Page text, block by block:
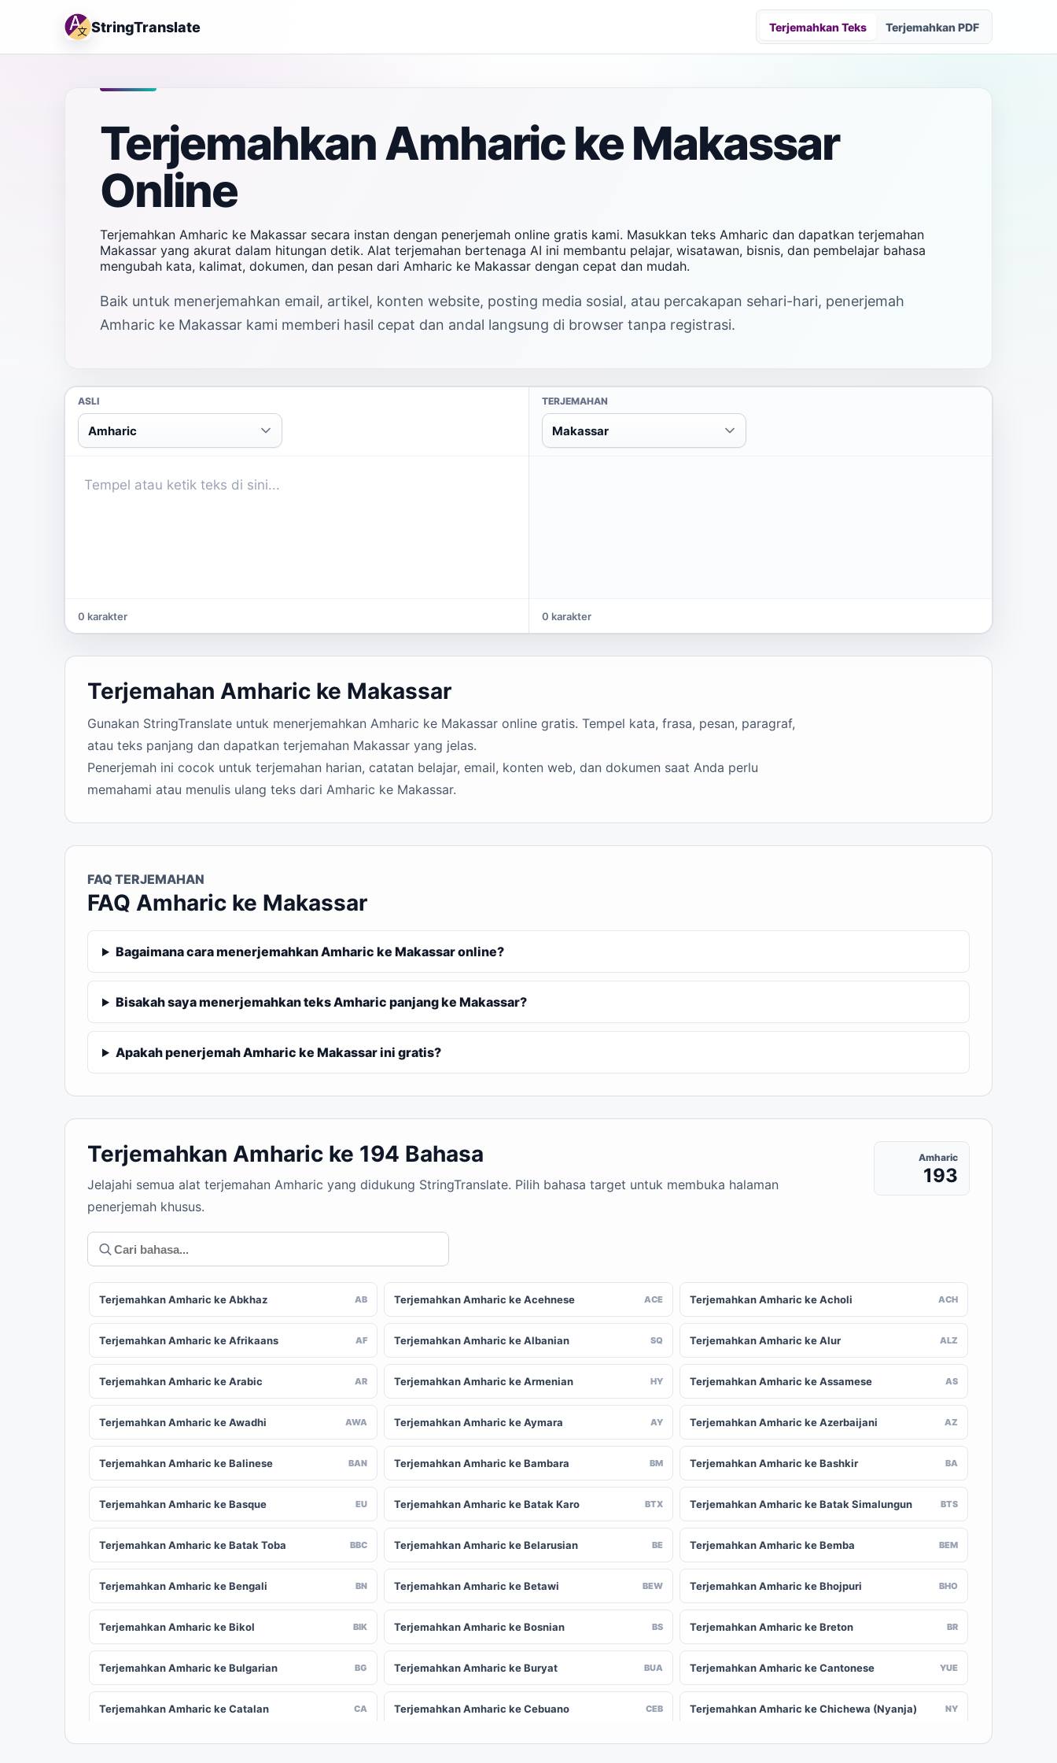
StringTranslate Terjemahkan Teks Terjemahkan PDF
Terjemahkan Amharic ke Makassar
Online
Terjemahkan Amharic ke Makassar secara instan dengan penerjemah online gratis kami. Masukkan teks Amharic dan dapatkan terjemahan
Makassar yang akurat dalam hitungan detik. Alat terjemahan bertenaga AI ini membantu pelajar, wisatawan, bisnis, dan pembelajar bahasa
mengubah kata, kalimat, dokumen, dan pesan dari Amharic ke Makassar dengan cepat dan mudah.
Baik untuk menerjemahkan email, artikel, konten website, posting media sosial, atau percakapan sehari-hari, penerjemah
Amharic ke Makassar kami memberi hasil cepat dan andal langsung di browser tanpa registrasi.
ASLI
Amharic
0 karakter
TERJEMAHAN
Makassar
0 karakter
Terjemahan Amharic ke Makassar
Gunakan StringTranslate untuk menerjemahkan Amharic ke Makassar online gratis. Tempel kata, frasa, pesan, paragraf,
atau teks panjang dan dapatkan terjemahan Makassar yang jelas.
Penerjemah ini cocok untuk terjemahan harian, catatan belajar, email, konten web, dan dokumen saat Anda perlu
memahami atau menulis ulang teks dari Amharic ke Makassar.
FAQ TERJEMAHAN
FAQ Amharic ke Makassar
Bagaimana cara menerjemahkan Amharic ke Makassar online?
Bisakah saya menerjemahkan teks Amharic panjang ke Makassar?
Apakah penerjemah Amharic ke Makassar ini gratis?
Terjemahkan Amharic ke 194 Bahasa
Jelajahi semua alat terjemahan Amharic yang didukung StringTranslate. Pilih bahasa target untuk membuka halaman
penerjemah khusus.
Amharic
193
Terjemahkan Amharic ke Abkhaz AB Terjemahkan Amharic ke Acehnese ACE Terjemahkan Amharic ke Acholi ACH
Terjemahkan Amharic ke Afrikaans AF Terjemahkan Amharic ke Albanian SQ Terjemahkan Amharic ke Alur ALZ
Terjemahkan Amharic ke Arabic AR Terjemahkan Amharic ke Armenian HY Terjemahkan Amharic ke Assamese AS
Terjemahkan Amharic ke Awadhi AWA Terjemahkan Amharic ke Aymara AY Terjemahkan Amharic ke Azerbaijani AZ
Terjemahkan Amharic ke Balinese BAN Terjemahkan Amharic ke Bambara BM Terjemahkan Amharic ke Bashkir BA
Terjemahkan Amharic ke Basque EU Terjemahkan Amharic ke Batak Karo BTX Terjemahkan Amharic ke Batak Simalungun BTS
Terjemahkan Amharic ke Batak Toba BBC Terjemahkan Amharic ke Belarusian BE Terjemahkan Amharic ke Bemba BEM
Terjemahkan Amharic ke Bengali BN Terjemahkan Amharic ke Betawi BEW Terjemahkan Amharic ke Bhojpuri BHO
Terjemahkan Amharic ke Bikol BIK Terjemahkan Amharic ke Bosnian BS Terjemahkan Amharic ke Breton BR
Terjemahkan Amharic ke Bulgarian BG Terjemahkan Amharic ke Buryat BUA Terjemahkan Amharic ke Cantonese YUE
Terjemahkan Amharic ke Catalan CA Terjemahkan Amharic ke Cebuano CEB Terjemahkan Amharic ke Chichewa (Nyanja) NY
Terjemahkan Amharic ke Chinese